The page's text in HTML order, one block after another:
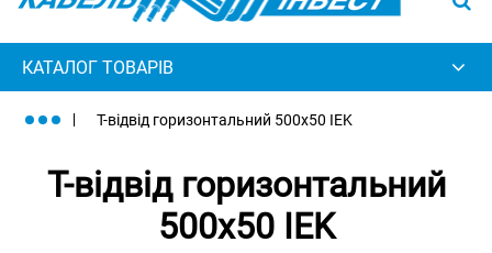
КАТАЛОГ ТОВАРІВ
Т-відвід горизонтальний 500х50 IEK
Т-відвід горизонтальний
500х50 IEK